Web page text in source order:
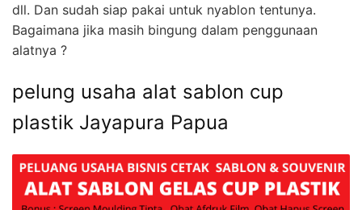
dll. Dan sudah siap pakai untuk nyablon tentunya.
Bagaimana jika masih bingung dalam penggunaan
alatnya ?
pelung usaha alat sablon cup
plastik Jayapura Papua